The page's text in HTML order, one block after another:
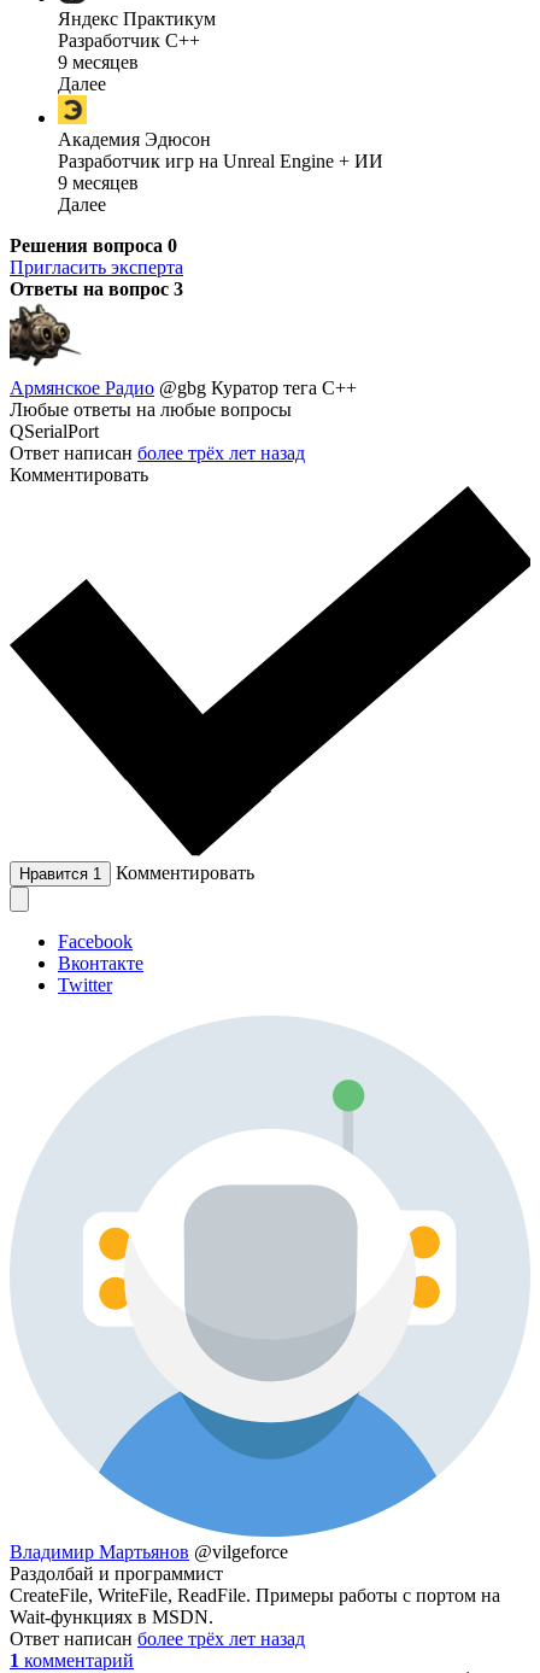
Яндекс Практикум
Разработчик C++
9 месяцев
Далее
Академия Эдюсон
Разработчик игр на Unreal Engine + ИИ
9 месяцев
Далее
Решения вопроса 0
Пригласить эксперта
Ответы на вопрос 3
Армянское Радио @gbg Куратор тега C++
Любые ответы на любые вопросы
QSerialPort
Ответ написан более трёх лет назад
Комментировать
Нравится 1 Комментировать
Facebook
Вконтакте
Twitter
Владимир Мартьянов @vilgeforce
Раздолбай и программист
CreateFile, WriteFile, ReadFile. Примеры работы с портом на
Wait-функциях в MSDN.
Ответ написан более трёх лет назад
1 комментарий